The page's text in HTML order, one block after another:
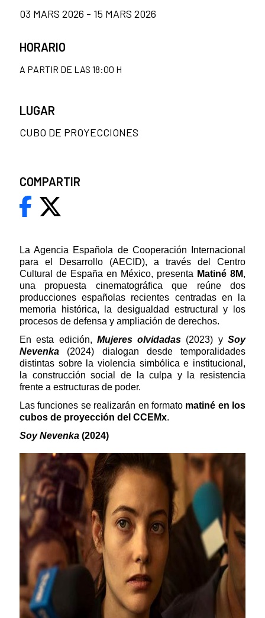
La Agencia Española de Cooperación Internacional
para el Desarrollo (AECID), a través del Centro
Cultural de España en México, presenta Matiné 8M,
una propuesta cinematográfica que reúne dos
producciones españolas recientes centradas en la
memoria histórica, la desigualdad estructural y los
procesos de defensa y ampliación de derechos.
En esta edición, Mujeres olvidadas (2023) ySoy
Nevenka (2024) dialogan desde temporalidades
distintas sobre la violencia simbólica e institucional,
la construcción social de la culpa y la resistencia
frente a estructuras de poder.
Las funciones se realizarán en formato matiné en los
cubos de proyección del CCEMx.
Soy Nevenka (2024)
03 MARS 2026 - 15 MARS 2026
HORARIO
A PARTIR DE LAS 18:00 H
LUGAR
CUBO DE PROYECCIONES
COMPARTIR